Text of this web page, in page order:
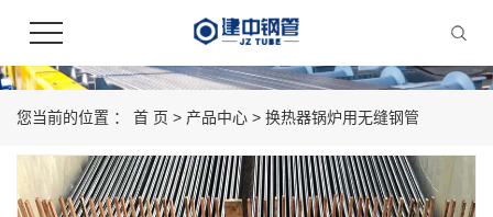
您当前的位置 ： 首 页 > 产品中心 > 换热器锅炉用无缝钢管